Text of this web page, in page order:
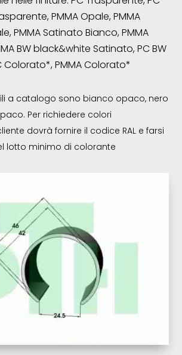
PMMA Opale, PMMA
PMMA Satinato Bianco, PMMA
BW black&white Satinato, PC BW
Colorato*, PMMA Colorato*
a catalogo sono bianco opaco, nero
Per richiedere colori
dovrà fornire il codice RAL e farsi
lotto minimo di colorante